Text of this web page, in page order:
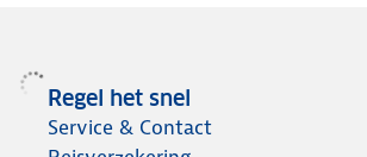
Regel het snel
Service & Contact